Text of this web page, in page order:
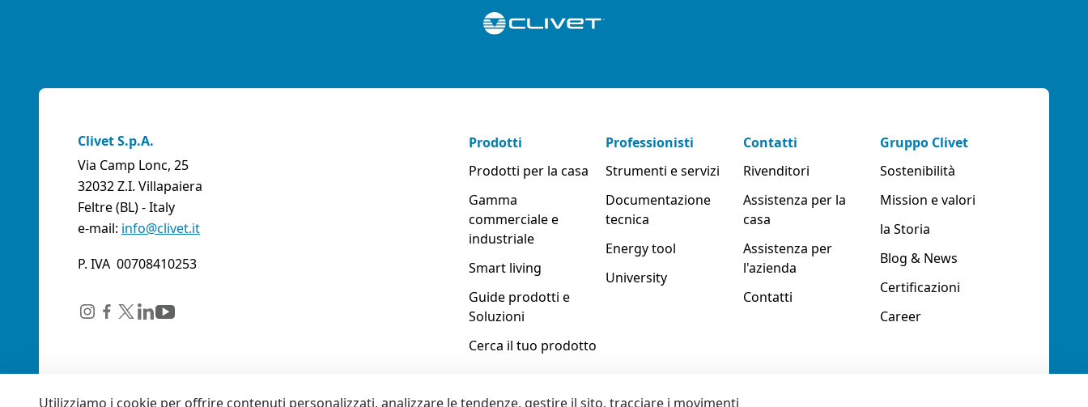
Clivet S.p.A.
Via Camp Lonc, 25
32032 Z.I. Villapaiera
Feltre (BL) - Italy
e-mail: info@clivet.it
P. IVA 00708410253
Prodotti
Prodotti per la casa
Gamma
commerciale e
industriale
Smart living
Guide prodotti e
Soluzioni
Cerca il tuo prodotto
Professionisti
Strumenti e servizi
Documentazione
tecnica
Energy tool
University
Contatti
Rivenditori
Assistenza per la
casa
Assistenza per
l'azienda
Contatti
Gruppo Clivet
Sostenibilità
Mission e valori
la Storia
Blog & News
Certificazioni
Career
Utilizziamo i cookie per offrire contenuti personalizzati, analizzare le tendenze, gestire il sito, tracciare i movimenti